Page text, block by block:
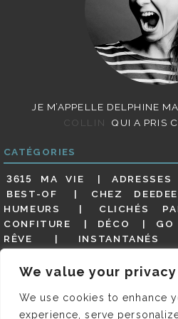
We value your privacy
We use cookies to enhance
experience, serve
JE M’APPELLE DELPHINE
COLLIN
QUI A PRIS
CATÉGORIES
3615 MA VIE ADRESSES
BEST-OF
CHEZ DEEDEE
HUMEURS
CLICHÉS
CONFITURE
DÉCO GO
RÊVE
INSTANTANÉS
MES ADRESSES
MODE
GUIDE
PARIS EN
REVUE DE PRESSE